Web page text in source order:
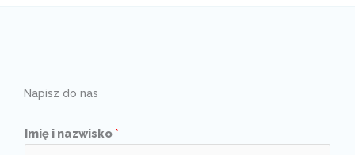
Napisz do nas
Imię i nazwisko *